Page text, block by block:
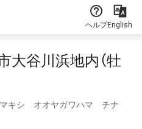
ヘルプEnglish
谷川浜地内（牡
キシ オオヤガワハマ チナ